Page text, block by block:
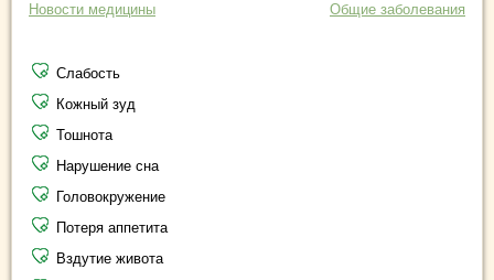
Новости медицины Общие заболевания
Слабость
Кожный зуд
Тошнота
Нарушение сна
Головокружение
Потеря аппетита
Вздутие живота